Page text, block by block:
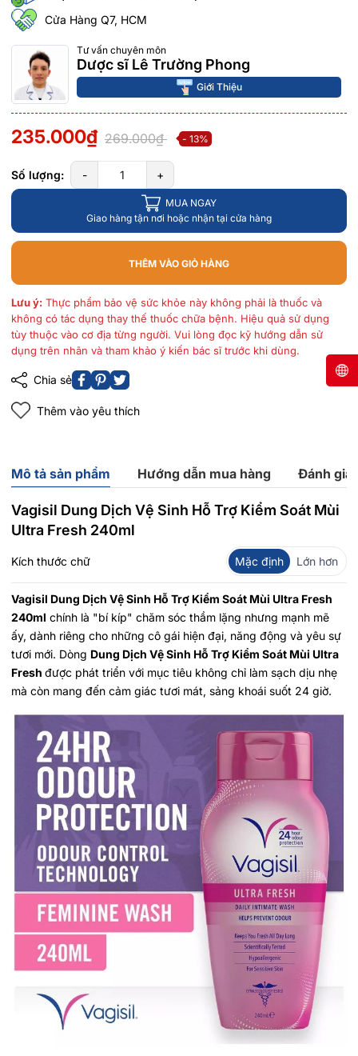
Cửa Hàng Q7, HCM
Tư vấn chuyên môn
Dược sĩ Lê Trường Phong
Giới Thiệu
235.000₫ 269.000₫ - 13%
Số lượng: - +
MUA NGAY
Giao hàng tận nơi hoặc nhận tại cửa hàng
THÊM VÀO GIỎ HÀNG
Lưu ý: Thực phẩm bảo vệ sức khỏe này không phải là thuốc và
không có tác dụng thay thế thuốc chữa bệnh. Hiệu quả sử dụng
tùy thuộc vào cơ địa từng người. Vui lòng đọc kỹ hướng dẫn sử
dụng trên nhãn và tham khảo ý kiến bác sĩ trước khi dùng.
Chia sẻ
Thêm vào yêu thích
Mô tả sản phẩm Hướng dẫn mua hàng Đánh giá
Vagisil Dung Dịch Vệ Sinh Hỗ Trợ Kiểm Soát Mùi
Ultra Fresh 240ml
Kích thước chữ Mặc định Lớn hơn
Vagisil Dung Dịch Vệ Sinh Hỗ Trợ Kiểm Soát Mùi Ultra Fresh
240ml chính là "bí kíp" chăm sóc thầm lặng nhưng mạnh mẽ
ấy, dành riêng cho những cô gái hiện đại, năng động và yêu sự
tươi mới. Dòng Dung Dịch Vệ Sinh Hỗ Trợ Kiểm Soát Mùi Ultra
Fresh được phát triển với mục tiêu không chỉ làm sạch dịu nhẹ
mà còn mang đến cảm giác tươi mát, sảng khoái suốt 24 giờ.